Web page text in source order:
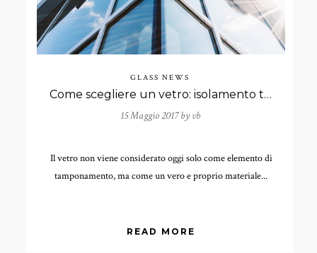
GLASS NEWS
Come scegliere un vetro: isolamento termico e acustico
15 Maggio 2017 by vb
Il vetro non viene considerato oggi solo come elemento di
tamponamento, ma come un vero e proprio materiale...
READ MORE